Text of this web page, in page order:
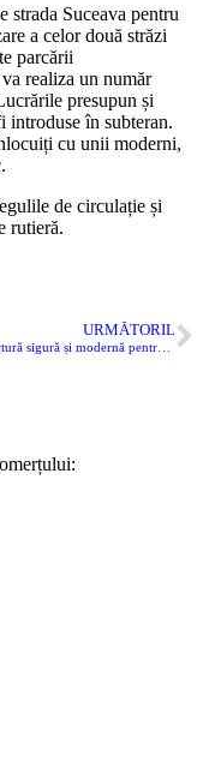
strada Suceava pentru
a celor două străzi
parcării
realiza un număr
presupun și
introduse în subteran.
cu unii moderni,
de circulație și
rutieră.
URMĂTORIL
Infrastructură sigură și modernă pentru locuitorii orașului